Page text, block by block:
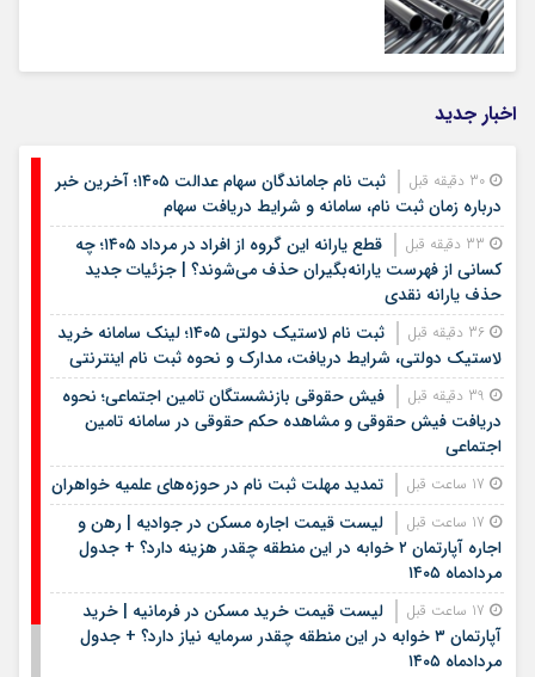
اخبار جدید
ثبت نام جاماندگان سهام عدالت ۱۴۰۵؛ آخرین خبر
درباره زمان ثبت نام، سامانه و شرایط دریافت سهام
قطع یارانه این گروه از افراد در مرداد ۱۴۰۵؛ چه
کسانی از فهرست یارانه‌بگیران حذف می‌شوند؟ | جزئیات جدید
حذف یارانه نقدی
ثبت نام لاستیک دولتی ۱۴۰۵؛ لینک سامانه خرید
لاستیک دولتی، شرایط دریافت، مدارک و نحوه ثبت نام اینترنتی
فیش حقوقی بازنشستگان تامین اجتماعی؛ نحوه
دریافت فیش حقوقی و مشاهده حکم حقوقی در سامانه تامین
اجتماعی
تمدید مهلت ثبت نام در حوزه‌های علمیه خواهران
لیست قیمت اجاره مسکن در جوادیه | رهن و
اجاره آپارتمان ۲ خوابه در این منطقه چقدر هزینه دارد؟ + جدول
مردادماه ۱۴۰۵
لیست قیمت خرید مسکن در فرمانیه | خرید
آپارتمان ۳ خوابه در این منطقه چقدر سرمایه نیاز دارد؟ + جدول
مردادماه ۱۴۰۵